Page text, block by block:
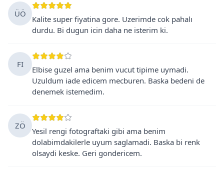
ÜÖ
Kalite super fiyatina gore. Uzerimde cok pahalı
durdu. Bi dugun icin daha ne isterim ki.
FI
Elbise guzel ama benim vucut tipime uymadi.
Uzuldum iade edicem mecburen. Baska bedeni de
denemek istemedim.
ZÖ
Yesil rengi fotograftaki gibi ama benim
dolabimdakilerle uyum saglamadi. Baska bi renk
olsaydi keske. Geri gondericem.